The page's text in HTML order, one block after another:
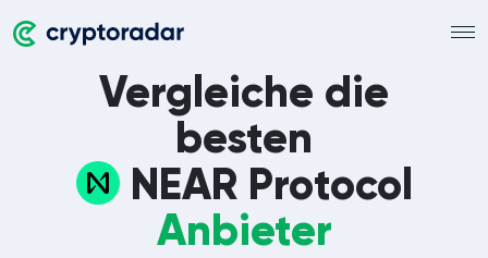
Vergleiche die
besten
NEAR Protocol
Anbieter